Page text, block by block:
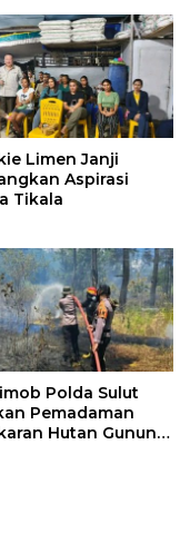
Limen Janji
Aspirasi
Tikala
Polda Sulut
Pemadaman
Hutan Gunung